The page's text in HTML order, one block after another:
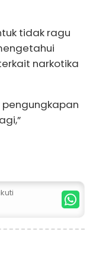
tidak ragu
narkotika